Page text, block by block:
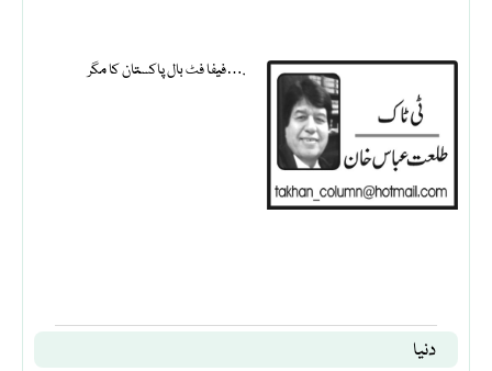
فیفا فٹ بال پاکستان کا مگر….
دنیا